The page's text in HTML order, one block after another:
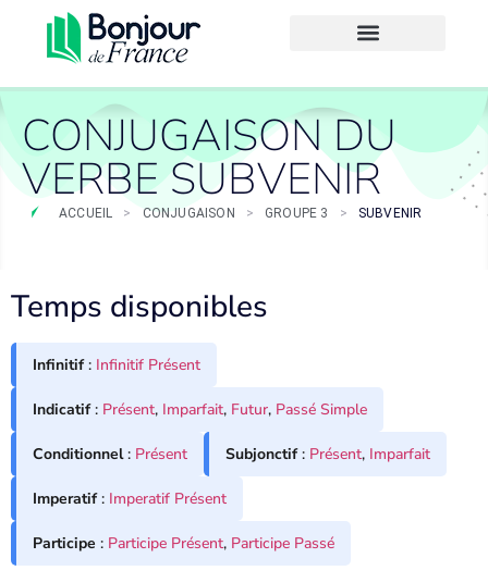
CONJUGAISON DU
VERBE SUBVENIR
ACCUEIL > CONJUGAISON > GROUPE 3 > SUBVENIR
Temps disponibles
Infinitif: Infinitif Présent
Indicatif: Présent, Imparfait, Futur, Passé Simple
Conditionnel: Présent Subjonctif: Présent, Imparfait
Imperatif: Imperatif Présent
Participe : Participe Présent, Participe Passé